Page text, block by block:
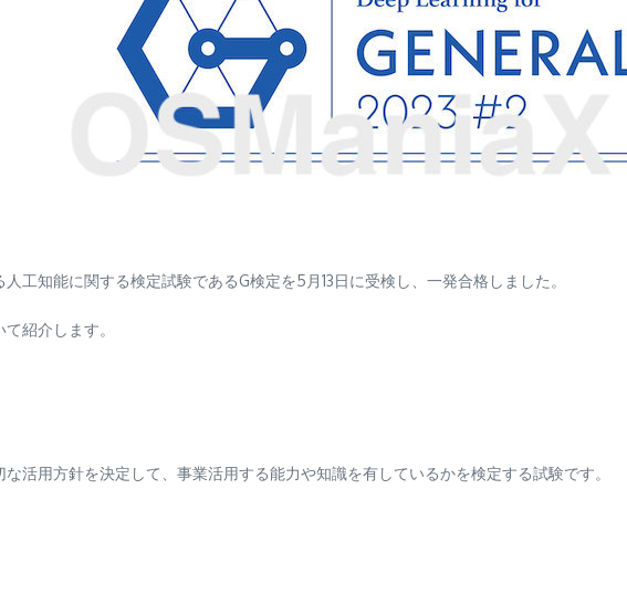
工知能に関する検定試験であるG検定を5月13日に受検し、一発合格しました。
紹介します。
活用方針を決定して、事業活用する能力や知識を有しているかを検定する試験です。